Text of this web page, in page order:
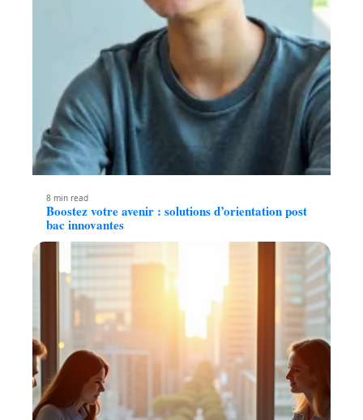
8 min read
Boostez votre avenir : solutions d’orientation post
bac innovantes